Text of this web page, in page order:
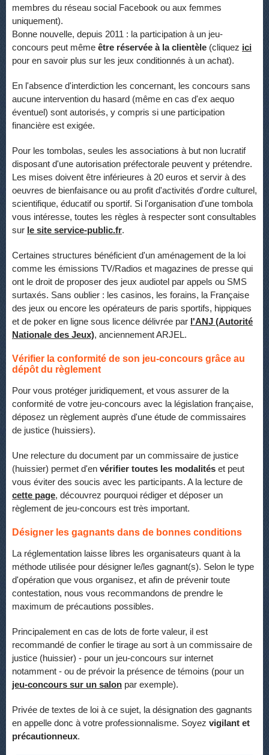
membres du réseau social Facebook ou aux femmes
uniquement).
Bonne nouvelle, depuis 2011 : la participation à un jeu-
concours peut même être réservée à la clientèle (cliquez ici
pour en savoir plus sur les jeux conditionnés à un achat).
En l'absence d'interdiction les concernant, les concours sans
aucune intervention du hasard (même en cas d'ex aequo
éventuel) sont autorisés, y compris si une participation
financière est exigée.
Pour les tombolas, seules les associations à but non lucratif
disposant d'une autorisation préfectorale peuvent y prétendre.
Les mises doivent être inférieures à 20 euros et servir à des
oeuvres de bienfaisance ou au profit d'activités d'ordre culturel,
scientifique, éducatif ou sportif. Si l'organisation d'une tombola
vous intéresse, toutes les règles à respecter sont consultables
sur le site service-public.fr.
Certaines structures bénéficient d'un aménagement de la loi
comme les émissions TV/Radios et magazines de presse qui
ont le droit de proposer des jeux audiotel par appels ou SMS
surtaxés. Sans oublier : les casinos, les forains, la Française
des jeux ou encore les opérateurs de paris sportifs, hippiques
et de poker en ligne sous licence délivrée par l'ANJ (Autorité
Nationale des Jeux), anciennement ARJEL.
Vérifier la conformité de son jeu-concours grâce au
dépôt du règlement
Pour vous protéger juridiquement, et vous assurer de la
conformité de votre jeu-concours avec la législation française,
déposez un règlement auprès d'une étude de commissaires
de justice (huissiers).
Une relecture du document par un commissaire de justice
(huissier) permet d'en vérifier toutes les modalités et peut
vous éviter des soucis avec les participants. A la lecture de
cette page, découvrez pourquoi rédiger et déposer un
règlement de jeu-concours est très important.
Désigner les gagnants dans de bonnes conditions
La réglementation laisse libres les organisateurs quant à la
méthode utilisée pour désigner le/les gagnant(s). Selon le type
d'opération que vous organisez, et afin de prévenir toute
contestation, nous vous recommandons de prendre le
maximum de précautions possibles.
Principalement en cas de lots de forte valeur, il est
recommandé de confier le tirage au sort à un commissaire de
justice (huissier) - pour un jeu-concours sur internet
notamment - ou de prévoir la présence de témoins (pour un
jeu-concours sur un salon par exemple).
Privée de textes de loi à ce sujet, la désignation des gagnants
en appelle donc à votre professionnalisme. Soyez vigilant et
précautionneux.